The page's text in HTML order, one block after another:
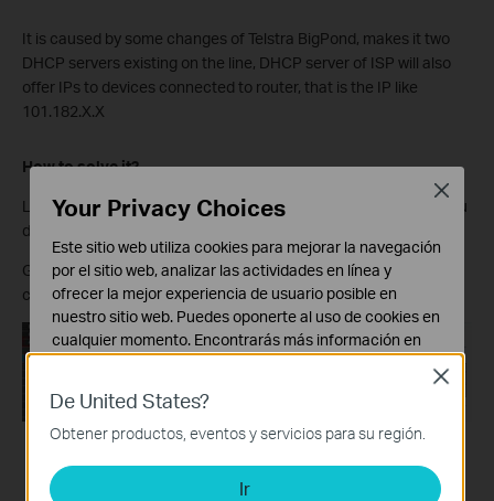
It is caused by some changes of Telstra BigPond, makes it two
DHCP servers existing on the line, DHCP server of ISP will also
offer IPs to devices connected to router, that is the IP like
101.182.X.X
How to solve it?
Log into the management interface of your modem router. If you
don’t know how to do that, please click
Go to Advanced Setup->WAN Service, find the Bridge with 8/35,
check Remove, and click Remove.
De United States?
Obtener productos, eventos y servicios para su región.
Ir
Close
Your Privacy Choices
Este sitio web utiliza cookies para mejorar la navegación
por el sitio web, analizar las actividades en línea y
ofrecer la mejor experiencia de usuario posible en
nuestro sitio web. Puedes oponerte al uso de cookies en
cualquier momento. Encontrarás más información en
Cookies Básicas
Estas cookies son necesarias para el funcionamiento
del sitio web y no pueden desactivarse en tu sistema.
Cookies de Análisis y de Marketing
Close